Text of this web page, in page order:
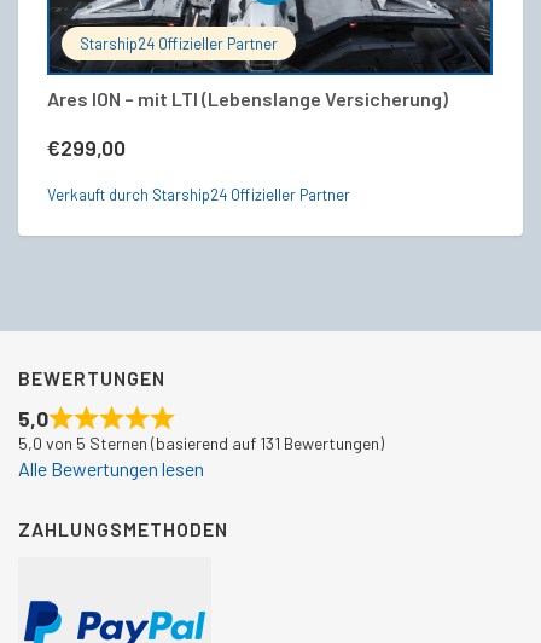
Starship24 Offizieller Partner
Ares ION – mit LTI (Lebenslange Versicherung)
€299,00
Verkauft durch Starship24 Offizieller Partner
BEWERTUNGEN
5,0
5,0 von 5 Sternen (basierend auf 131 Bewertungen)
Alle Bewertungen lesen
ZAHLUNGSMETHODEN